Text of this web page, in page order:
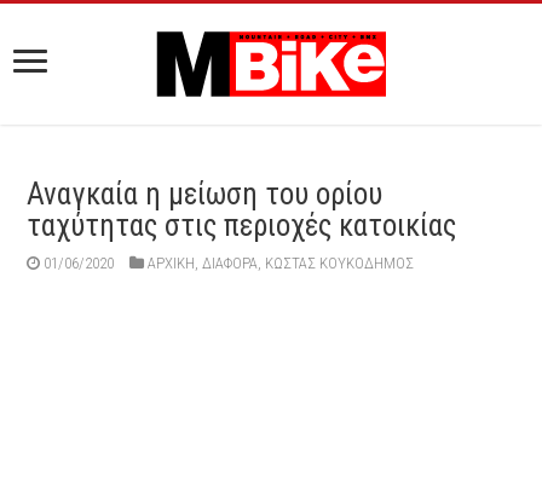
Αναγκαία η μείωση του ορίου
ταχύτητας στις περιοχές κατοικίας
01/06/2020 ΑΡΧΙΚΉ,ΔΙΆΦΟΡΑ, ΚΏΣΤΑΣ ΚΟΥΚΟΔΉΜΟΣ